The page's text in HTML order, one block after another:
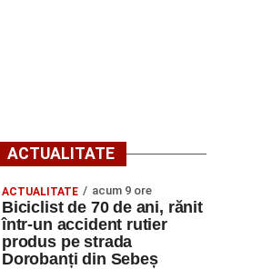
ACTUALITATE
ACTUALITATE acum 9 ore
Biciclist de 70 de ani, rănit
într-un accident rutier
produs pe strada
Dorobanți din Sebeș